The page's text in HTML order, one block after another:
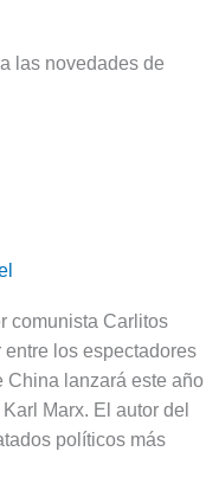
las novedades de
comunista Carlitos
los espectadores
China lanzará este año
Marx. El autor del
políticos más